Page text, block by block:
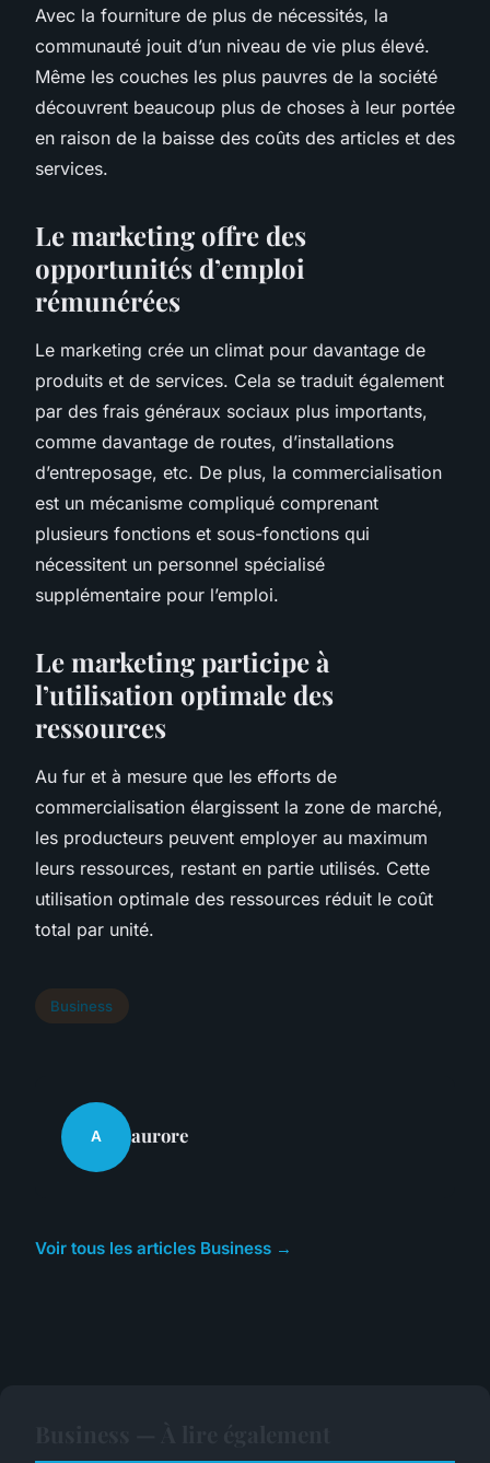
Avec la fourniture de plus de nécessités, la
communauté jouit d’un niveau de vie plus élevé.
Même les couches les plus pauvres de la société
découvrent beaucoup plus de choses à leur portée
en raison de la baisse des coûts des articles et des
services.
Le marketing offre des
opportunités d’emploi
rémunérées
Le marketing crée un climat pour davantage de
produits et de services. Cela se traduit également
par des frais généraux sociaux plus importants,
comme davantage de routes, d’installations
d’entreposage, etc. De plus, la commercialisation
est un mécanisme compliqué comprenant
plusieurs fonctions et sous-fonctions qui
nécessitent un personnel spécialisé
supplémentaire pour l’emploi.
Le marketing participe à
l’utilisation optimale des
ressources
Au fur et à mesure que les efforts de
commercialisation élargissent la zone de marché,
les producteurs peuvent employer au maximum
leurs ressources, restant en partie utilisés. Cette
utilisation optimale des ressources réduit le coût
total par unité.
Business
A aurore
Voir tous les articles Business →